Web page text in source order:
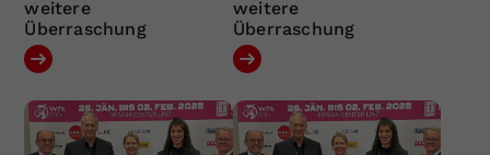
weitere
Überraschung
weitere
Überraschung